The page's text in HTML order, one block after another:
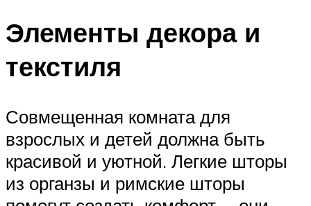
Элементы декора и
текстиля
Совмещенная комната для
взрослых и детей должна быть
красивой и уютной. Легкие шторы
из органзы и римские шторы